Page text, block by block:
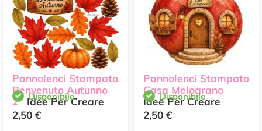
Pannolenci Stampato
Benvenuto Autunno
2
Idee Per Creare
Disponibile
2,50 €
Pannolenci Stampato
Casa Melograno
Idee Per Creare
Disponibile
2,50 €